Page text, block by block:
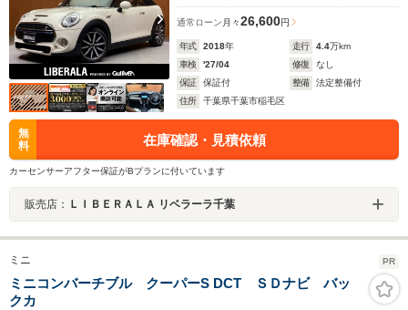
通常ローン 月々26,600円
年式 2018年 走行 4.4万km
車検
'27/04 修復
なし
保証
保証付 整備
法定整備付
住所
千葉県千葉市稲毛区
無
料
在庫確認・見積依頼
カーセンサーアフター保証がBプランに付いています
販売店： ＬＩＢＥＲＡＬＡ リベラーラ千葉
ミニ PR
ミニコンバーチブル クーパーS DCT ＳＤナビ バッ
クカ